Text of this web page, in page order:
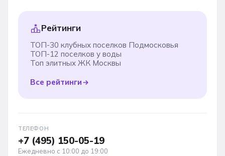
Рейтинги
ТОП-30 клубных поселков Подмосковья
ТОП-12 поселков у воды
Топ элитных ЖК Москвы
Все рейтинги
ТЕЛЕФОН
+7 (495) 150-05-19
Ежедневно с 10:00 до 19:00